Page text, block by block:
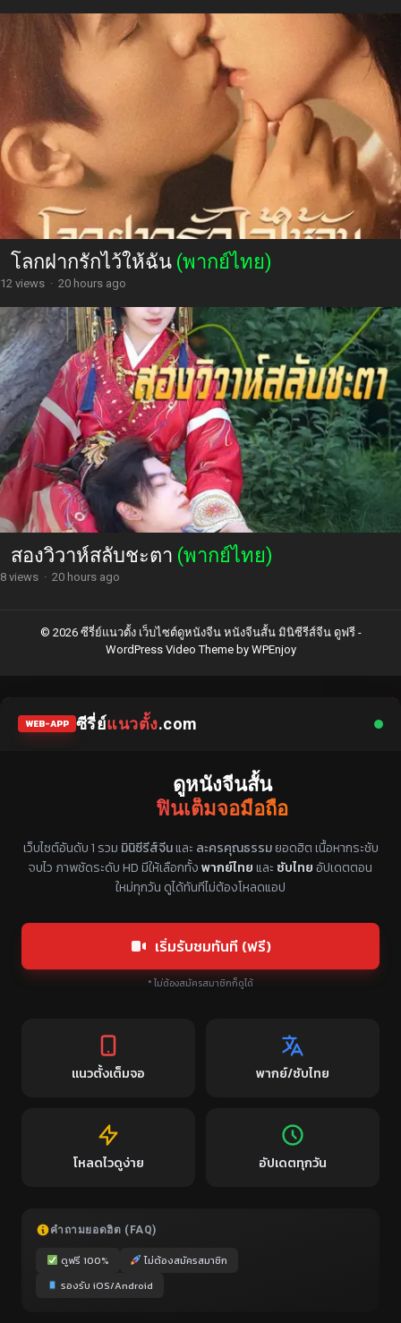
โลกฝากรักไว้ให้ฉัน (พากย์ไทย)
12 views · 20 hours ago
สองวิวาห์สลับชะตา (พากย์ไทย)
8 views · 20 hours ago
© 2026 ซีรี่ย์แนวตั้ง เว็บไซต์ดูหนังจีน หนังจีนสั้น มินิซีรีส์จีน ดูฟรี -
WordPress Video Themeby WPEnjoy
WEB-APP ซีรี่ย์แนวตั้ง.com
ดูหนังจีนสั้น
ฟินเต็มจอมือถือ
เว็บไซต์อันดับ 1 รวม มินิซีรีส์จีนและ ละครคุณธรรมยอดฮิต เนื้อหากระชับ
จบไว ภาพชัดระดับ HD มีให้เลือกทั้งพากย์ไทยและ ซับไทยอัปเดตตอน
ใหม่ทุกวัน ดูได้ทันทีไม่ต้องโหลดแอป
เริ่มรับชมทันที (ฟรี)
* ไม่ต้องสมัครสมาชิกก็ดูได้
แนวตั้งเต็มจอ พากย์/ซับไทย
โหลดไวดูง่าย อัปเดตทุกวัน
คำถามยอดฮิต (FAQ)
ดูฟรี 100%
ไม่ต้องสมัครสมาชิก
รองรับ iOS/Android